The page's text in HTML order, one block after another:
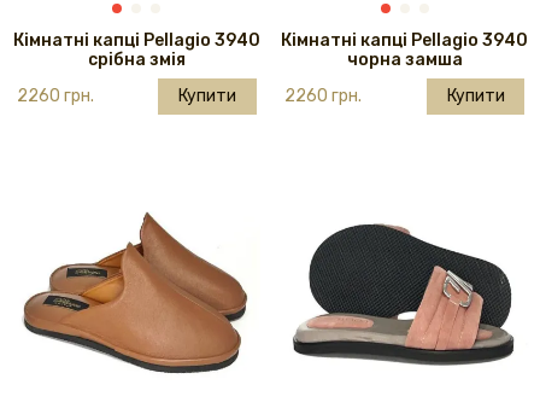
Кімнатні капці Pellagio 3940
срібна змія
2260 грн.
Купити
Кімнатні капці Pellagio 3940
чорна замша
2260 грн.
Купити